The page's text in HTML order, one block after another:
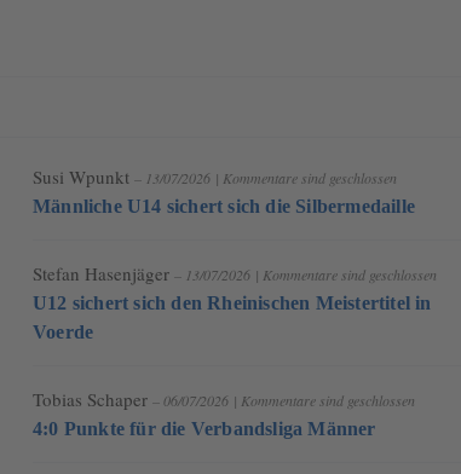
Susi Wpunkt – 13/07/2026 | Kommentare sind geschlossen
Männliche U14 sichert sich die Silbermedaille
Stefan Hasenjäger – 13/07/2026 | Kommentare sind geschlossen
U12 sichert sich den Rheinischen Meistertitel in
Voerde
Tobias Schaper – 06/07/2026 | Kommentare sind geschlossen
4:0 Punkte für die Verbandsliga Männer